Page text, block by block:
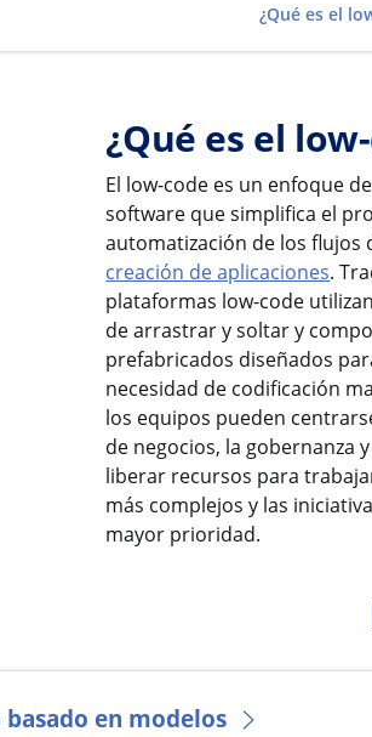
¿Qué es el
¿Qué es el
El low-code es un enfoque
software que simplifica el
automatización de los flujos
creación de aplicaciones.
plataformas low-code
de arrastrar y soltar y
prefabricados diseñados
necesidad de codificación
los equipos pueden
de negocios, la gobernanza
liberar recursos para
más complejos y las
mayor prioridad.
en modelos